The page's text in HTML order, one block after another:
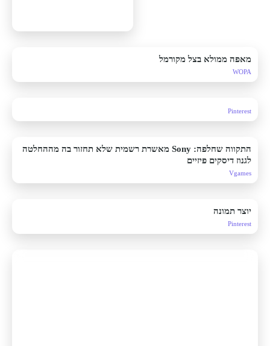
מאפה ממולא בצל מקורמל
WOPA
Pinterest
התקווה שחלפה: Sony מאשרת רשמית שלא תחזור בה מההחלטה
לגנוז דיסקים פיזיים
Vgames
יוצר תמונה
Pinterest